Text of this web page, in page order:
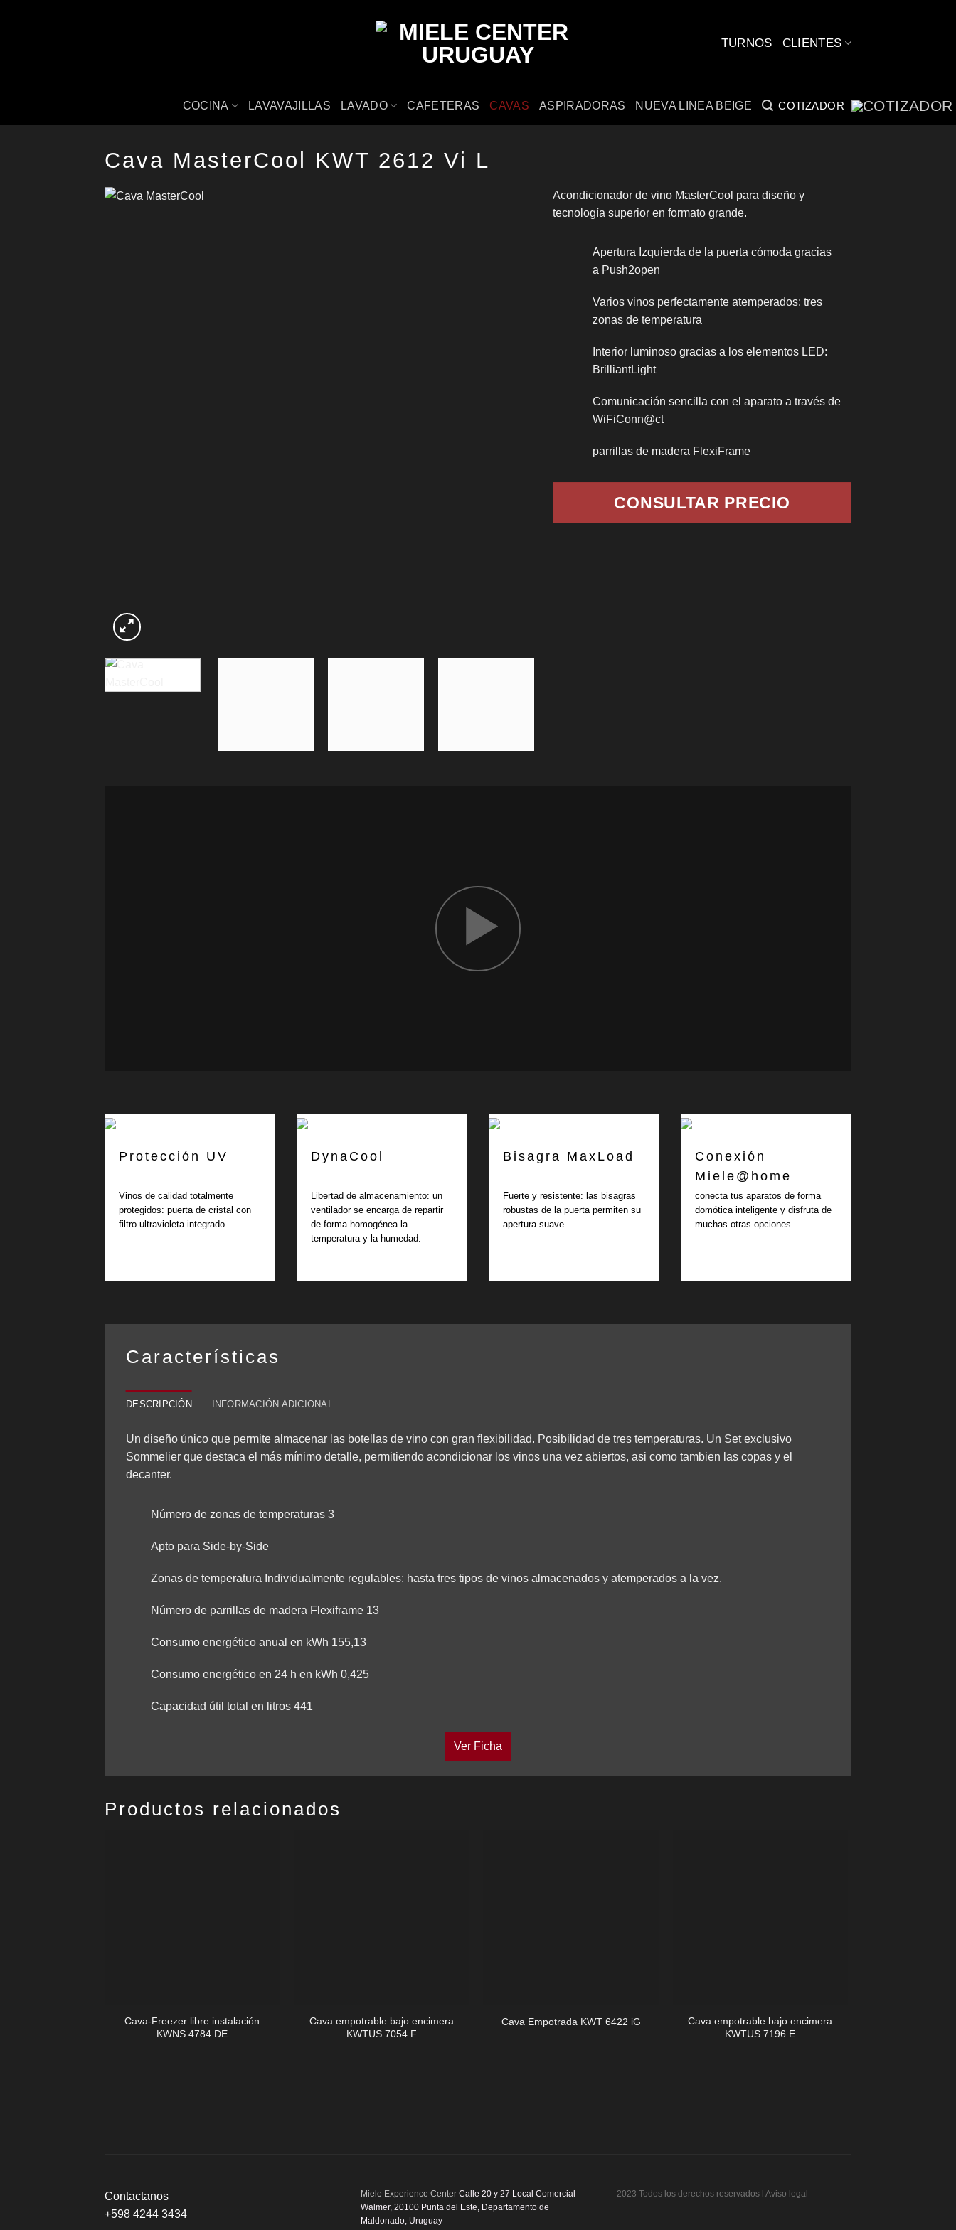
TURNOS CLIENTES
COCINA LAVAVAJILLAS LAVADO CAFETERAS CAVAS ASPIRADORAS NUEVA LINEA BEIGE COTIZADOR
Cava MasterCool KWT 2612 Vi L
Acondicionador de vino MasterCool para diseño y
tecnología superior en formato grande.
Apertura Izquierda de la puerta cómoda gracias
a Push2open
Varios vinos perfectamente atemperados: tres
zonas de temperatura
Interior luminoso gracias a los elementos LED:
BrilliantLight
Comunicación sencilla con el aparato a través de
WiFiConn@ct
parrillas de madera FlexiFrame
CONSULTAR PRECIO
Protección UV
Vinos de calidad totalmente
protegidos: puerta de cristal con
filtro ultravioleta integrado.
DynaCool
Libertad de almacenamiento: un
ventilador se encarga de repartir
de forma homogénea la
temperatura y la humedad.
Bisagra MaxLoad
Fuerte y resistente: las bisagras
robustas de la puerta permiten su
apertura suave.
Conexión
Miele@home
conecta tus aparatos de forma
domótica inteligente y disfruta de
muchas otras opciones.
Características
DESCRIPCIÓN INFORMACIÓN ADICIONAL
Un diseño único que permite almacenar las botellas de vino con gran flexibilidad. Posibilidad de tres temperaturas. Un Set exclusivo
Sommelier que destaca el más mínimo detalle, permitiendo acondicionar los vinos una vez abiertos, asi como tambien las copas y el
decanter.
Número de zonas de temperaturas 3
Apto para Side-by-Side
Zonas de temperatura Individualmente regulables: hasta tres tipos de vinos almacenados y atemperados a la vez.
Número de parrillas de madera Flexiframe 13
Consumo energético anual en kWh 155,13
Consumo energético en 24 h en kWh 0,425
Capacidad útil total en litros 441
Ver Ficha
Productos relacionados
Cava-Freezer libre instalación
KWNS 4784 DE
Cava empotrable bajo encimera
KWTUS 7054 F
Cava Empotrada KWT 6422 iG
Cava empotrable bajo encimera
KWTUS 7196 E
Contactanos
+598 4244 3434
Miele Experience Center Calle 20 y 27 Local Comercial
Walmer, 20100 Punta del Este, Departamento de
Maldonado, Uruguay
2023 Todos los derechos reservados l Aviso legal